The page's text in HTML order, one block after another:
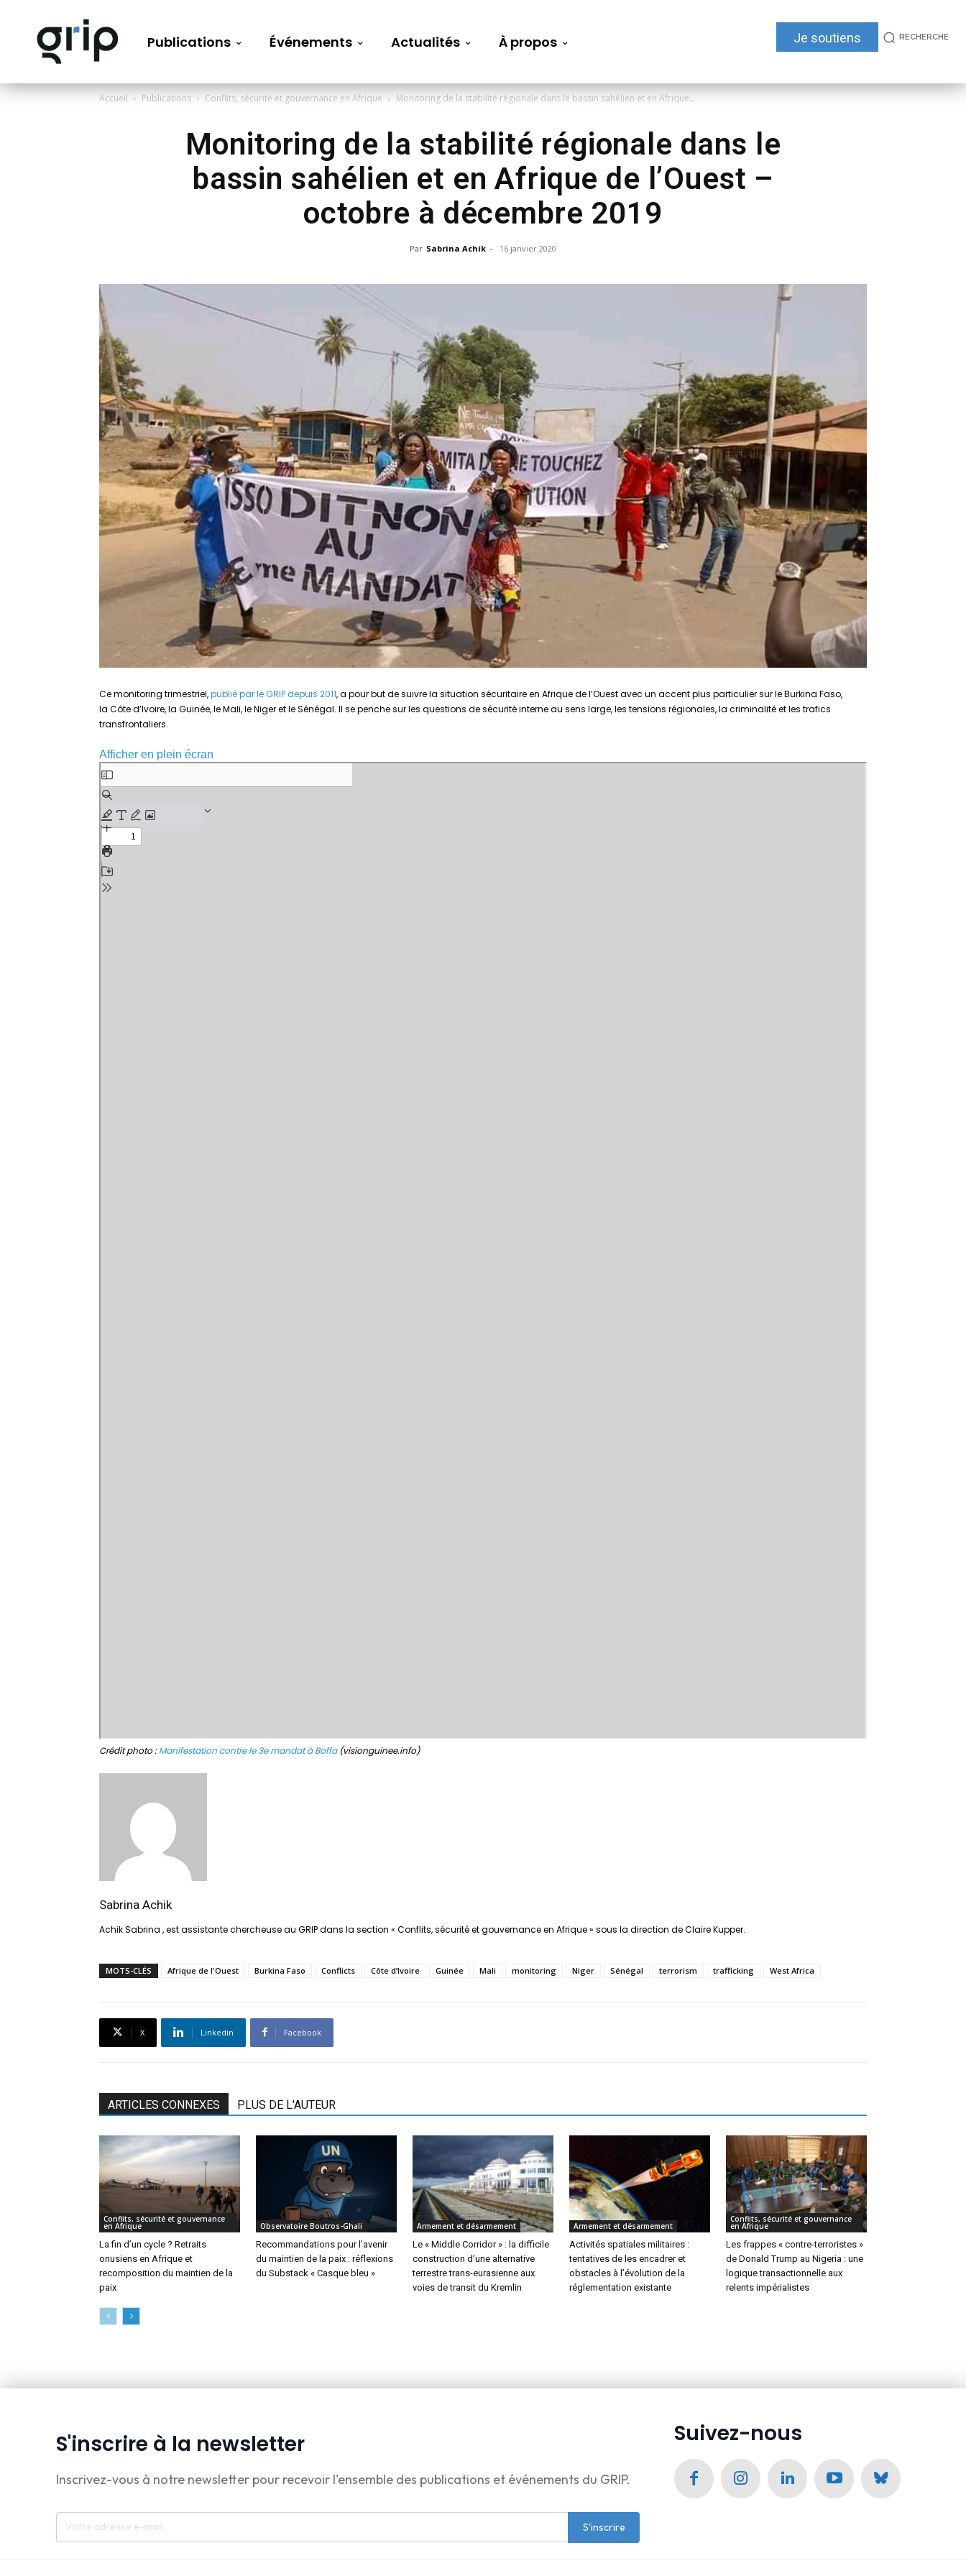
Publications Événements Actualités À propos Je soutiens RECHERCHE
Accueil Publications Conflits, sécurité et gouvernance en Afrique Monitoring de la stabilité régionale dans le bassin sahélien et en Afrique...
Monitoring de la stabilité régionale dans le
bassin sahélien et en Afrique de l’Ouest –
octobre à décembre 2019
Par Sabrina Achik - 16 janvier 2020
Ce monitoring trimestriel,publié par le GRIP depuis 2011, a pour but de suivre la situation sécuritaire en Afrique de l’Ouest avec un accent plus particulier sur le Burkina Faso,
la Côte d’Ivoire, la Guinée, le Mali, le Niger et le Sénégal. Il se penche sur les questions de sécurité interne au sens large, les tensions régionales, la criminalité et les trafics
transfrontaliers.
Afficher en plein écran
Aller
au
contenu
PDF
Crédit photo :Manifestation contre le 3e mandat à Boffa(visionguinee.info)
Sabrina Achik
Achik Sabrina , est assistante chercheuse au GRIP dans la section « Conflits, sécurité et gouvernance en Afrique » sous la direction de Claire Kupper.
MOTS-CLÉS Afrique de l'Ouest Burkina Faso Conflicts Côte d’Ivoire Guinée Mali monitoring Niger Sénégal terrorism trafficking West Africa
X Linkedin Facebook
ARTICLES CONNEXES PLUS DE L'AUTEUR
Conflits, sécurité et gouvernance
en Afrique
La fin d’un cycle ? Retraits
onusiens en Afrique et
recomposition du maintien de la
paix
Observatoire Boutros-Ghali
Recommandations pour l’avenir
du maintien de la paix : réflexions
du Substack « Casque bleu »
Armement et désarmement
Le « Middle Corridor » : la difficile
construction d’une alternative
terrestre trans-eurasienne aux
voies de transit du Kremlin
Armement et désarmement
Activités spatiales militaires :
tentatives de les encadrer et
obstacles à l’évolution de la
réglementation existante
Conflits, sécurité et gouvernance
en Afrique
Les frappes « contre-terroristes »
de Donald Trump au Nigeria : une
logique transactionnelle aux
relents impérialistes
S'inscrire à la newsletter
Inscrivez-vous à notre newsletter pour recevoir l'ensemble des publications et événements du GRIP.
S'inscrire
Suivez-nous